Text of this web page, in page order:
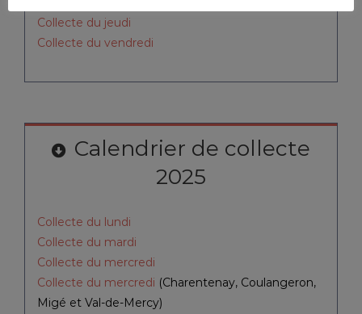
Collecte du jeudi
Collecte du vendredi
Calendrier de collecte
2025
Collecte du lundi
Collecte du mardi
Collecte du mercredi
Collecte du mercredi (Charentenay, Coulangeron,
Migé et Val-de-Mercy)